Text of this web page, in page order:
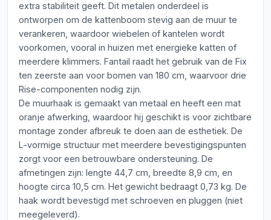
extra stabiliteit geeft. Dit metalen onderdeel is
ontworpen om de kattenboom stevig aan de muur te
verankeren, waardoor wiebelen of kantelen wordt
voorkomen, vooral in huizen met energieke katten of
meerdere klimmers. Fantail raadt het gebruik van de Fix
ten zeerste aan voor bomen van 180 cm, waarvoor drie
Rise-componenten nodig zijn.
De muurhaak is gemaakt van metaal en heeft een mat
oranje afwerking, waardoor hij geschikt is voor zichtbare
montage zonder afbreuk te doen aan de esthetiek. De
L-vormige structuur met meerdere bevestigingspunten
zorgt voor een betrouwbare ondersteuning. De
afmetingen zijn: lengte 44,7 cm, breedte 8,9 cm, en
hoogte circa 10,5 cm. Het gewicht bedraagt 0,73 kg. De
haak wordt bevestigd met schroeven en pluggen (niet
meegeleverd).